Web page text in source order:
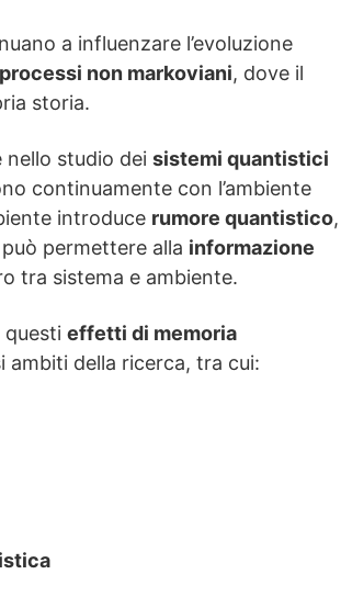
a influenzare l’evoluzione
processi non markoviani, dove il
storia.
studio dei sistemi quantistici
continuamente con l’ambiente
introduce rumore quantistico,
permettere alla informazione
tra sistema e ambiente.
effetti di memoria
ambiti della ricerca, tra cui: